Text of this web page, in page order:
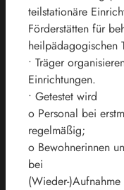
teilstationäre
Förderstätten für
heilpädagogischen
• Träger
Einrichtungen.
• Getestet wird
o Personal bei
regelmäßig;
o Bewohnerinnen
bei
(Wieder-